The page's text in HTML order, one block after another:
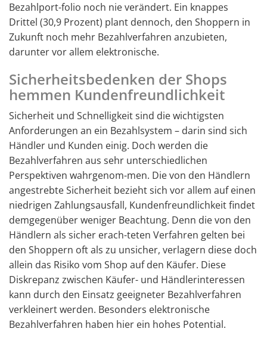
Bezahlport-folio noch nie verändert. Ein knappes
Drittel (30,9 Prozent) plant dennoch, den Shoppern in
Zukunft noch mehr Bezahlverfahren anzubieten,
darunter vor allem elektronische.
Sicherheitsbedenken der Shops
hemmen Kundenfreundlichkeit
Sicherheit und Schnelligkeit sind die wichtigsten
Anforderungen an ein Bezahlsystem – darin sind sich
Händler und Kunden einig. Doch werden die
Bezahlverfahren aus sehr unterschiedlichen
Perspektiven wahrgenom-men. Die von den Händlern
angestrebte Sicherheit bezieht sich vor allem auf einen
niedrigen Zahlungsausfall, Kundenfreundlichkeit findet
demgegenüber weniger Beachtung. Denn die von den
Händlern als sicher erach-teten Verfahren gelten bei
den Shoppern oft als zu unsicher, verlagern diese doch
allein das Risiko vom Shop auf den Käufer. Diese
Diskrepanz zwischen Käufer- und Händlerinteressen
kann durch den Einsatz geeigneter Bezahlverfahren
verkleinert werden. Besonders elektronische
Bezahlverfahren haben hier ein hohes Potential.